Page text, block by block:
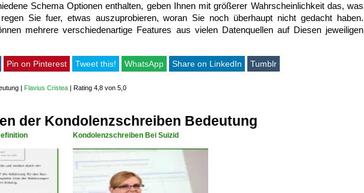
Schema Optionen enthalten, geben Ihnen mit größerer Wahrscheinlichkeit das, was
Sie fuer, etwas auszuprobieren, woran Sie noch überhaupt nicht gedacht haben.
mehrere verschiedenartige Features aus vielen Datenquellen auf Diesen jeweiligen
Pin on Pinterest Tweet this! WhatsApp Share on LinkedIn Tumblr
Flavius Cristea Rating 4,8 von 5,0
der Kondolenzschreiben Bedeutung
Kondolenzschreiben Bei Suizid